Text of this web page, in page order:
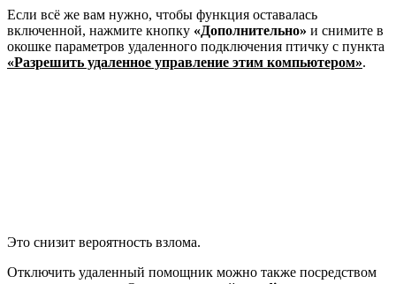
Если всё же вам нужно, чтобы функция оставалась
включенной, нажмите кнопку «Дополнительно» и снимите в
окошке параметров удаленного подключения птичку с пункта
«Разрешить удаленное управление этим компьютером».
Это снизит вероятность взлома.
Отключить удаленный помощник можно также посредством